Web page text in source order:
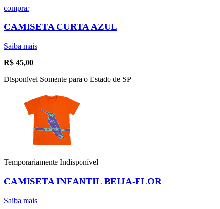
comprar
CAMISETA CURTA AZUL
Saiba mais
R$ 45,00
Disponível Somente para o Estado de SP
Temporariamente Indisponível
CAMISETA INFANTIL BEIJA-FLOR
Saiba mais